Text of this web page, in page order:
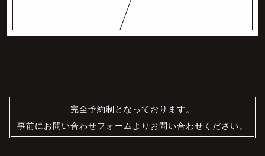
完全予約制となっております。
事前にお問い合わせフォームよりお問い合わせください。